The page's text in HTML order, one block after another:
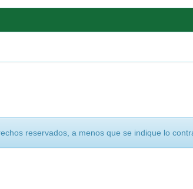
reservados, a menos que se indique lo